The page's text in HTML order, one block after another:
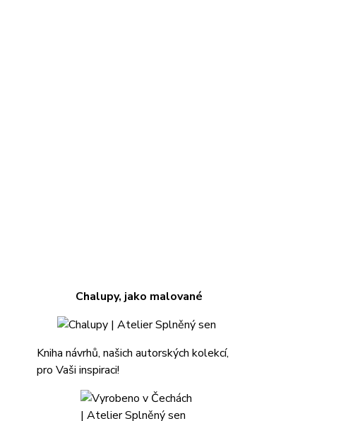
Chalupy, jako malované
Kniha návrhů, našich autorských kolekcí,
pro Vaši inspiraci!